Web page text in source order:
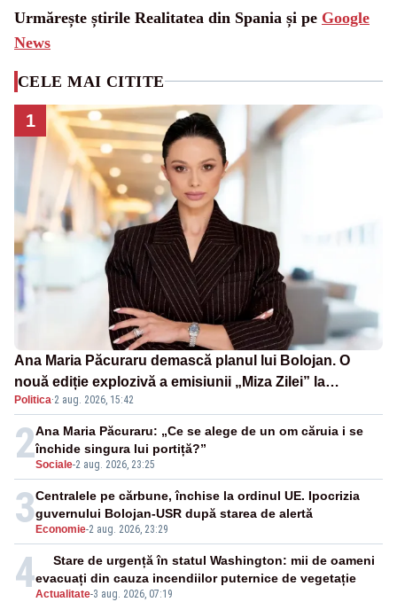
Urmărește știrile Realitatea din Spania și pe Google
News
CELE MAI CITITE
1
Ana Maria Păcuraru demască planul lui Bolojan. O
nouă ediție explozivă a emisiunii „Miza Zilei” la
Realitatea PLUS
Politica·2 aug. 2026, 15:42
2Sociale-2 aug. 2026, 23:25
Ana Maria Păcuraru: „Ce se alege de un om căruia i se
închide singura lui portiță?”
3 Economie-2 aug. 2026, 23:29
Centralele pe cărbune, închise la ordinul UE. Ipocrizia
guvernului Bolojan-USR după starea de alertă
4Actualitate-3 aug. 2026, 07:19
Stare de urgență în statul Washington: mii de oameni
evacuați din cauza incendiilor puternice de vegetație